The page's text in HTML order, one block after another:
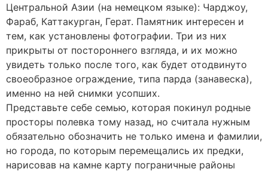
Центральной Азии (на немецком языке): Чарджоу,
Фараб, Каттакурган, Герат. Памятник интересен и
тем, как установлены фотографии. Три из них
прикрыты от постороннего взгляда, и их можно
увидеть только после того, как будет отодвинуто
своеобразное ограждение, типа парда (занавеска),
именно на ней снимки усопших.
Представьте себе семью, которая покинул родные
просторы полевка тому назад, но считала нужным
обязательно обозначить не только имена и фамилии,
но города, по которым перемещались их предки,
нарисовав на камне карту пограничные районы